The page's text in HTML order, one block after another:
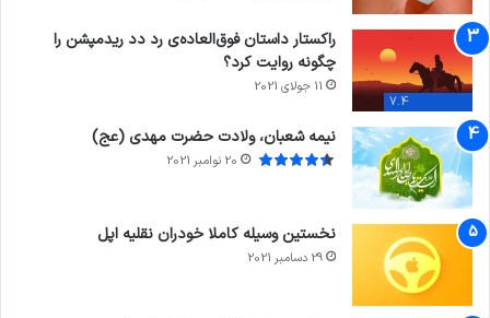
7.4
راکستار داستان فوق‌العاده‌ی رد دد ریدمپشن را
چگونه روایت کرد؟
11 جولای 2021
نیمه شعبان، ولادت حضرت مهدی (عج)
20 نوامبر 2021
نخستین وسیله کاملا خودران نقلیه اپل
29 دسامبر 2021